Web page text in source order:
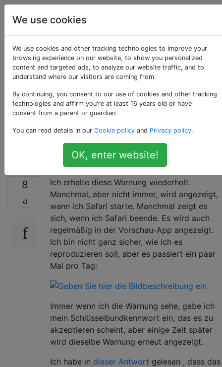
Apple
Wiederholte Warnung
"Safari möchte den
Schlüsselbund"
Lokale Elemente
"verwenden"
8
Ich erhalte diese Warnung wiederholt.
Manchmal, aber nicht immer, wird angezeigt,
wann ich Safari starte. Manchmal zeigt es
sich, wenn ich Safari beende. Es wird auch
regelmäßig in der Vorschau-App angezeigt.
Ich bin nicht ganz sicher, wie ich es
reproduzieren soll, aber es passiert ein paar
Mal pro Tag:
Immer wenn ich die Warnung sehe, gebe ich
mein Schlüsselbundkennwort ein, das es zu
akzeptieren scheint, aber einige Zeit später
wird dieselbe Warnung erneut angezeigt.
Ich habe in dieser Antwort gelesen , dass das
We use cookies
We use cookies and other tracking technologies to improve your
browsing experience on our website, to show you personalized
content and targeted ads, to analyze our website traffic, and to
understand where our visitors are coming from.
By continuing, you consent to our use of cookies and other tracking
technologies and affirm you're at least 16 years old or have
consent from a parent or guardian.
You can read details in our Cookie policy and Privacy policy.
OK, enter website!